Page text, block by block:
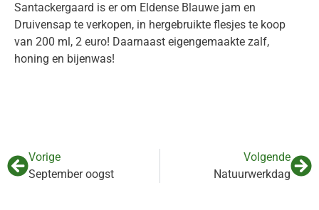
Santackergaard is er om Eldense Blauwe jam en
Druivensap te verkopen, in hergebruikte flesjes te koop
van 200 ml, 2 euro! Daarnaast eigengemaakte zalf,
honing en bijenwas!
Vorige
September oogst
Volgende
Natuurwerkdag